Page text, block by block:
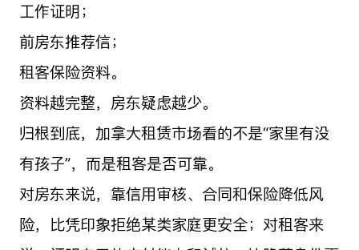
工作证明；
前房东推荐信；
租客保险资料。
资料越完整，房东疑虑越少。
归根到底，加拿大租赁市场看的不是“家里有没
有孩子”，而是租客是否可靠。
对房东来说，靠信用审核、合同和保险降低风
险，比凭印象拒绝某类家庭更安全；对租客来